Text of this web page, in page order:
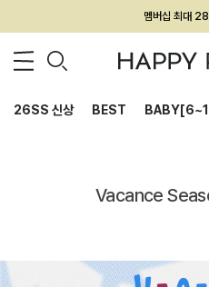
멤버십 최대
26SS 신상 BEST
Vacance